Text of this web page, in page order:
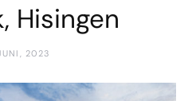
Hisingen
2023